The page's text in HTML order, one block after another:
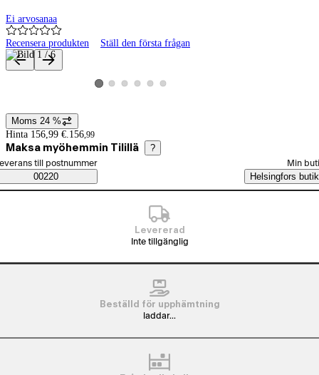
Ei arvosanaa
Recensera produkten Ställ den första frågan
Produktbilder och videor
Visa produktbild 1
Visa produktbild 2
Visa produktbild 3
Visa produktbild 4
Visa produktbild 5
Visa produktbild 6
Prisinformation
Moms 24 %
Hinta 156,99 €. 156,99
Maksa myöhemmin Tilillä ?
Saatavuustiedot
beställningssätt
till postnummer
00220
Min
Helsingfors butik
Levererad
Inte tillgänglig
Beställd för upphämtning
laddar...